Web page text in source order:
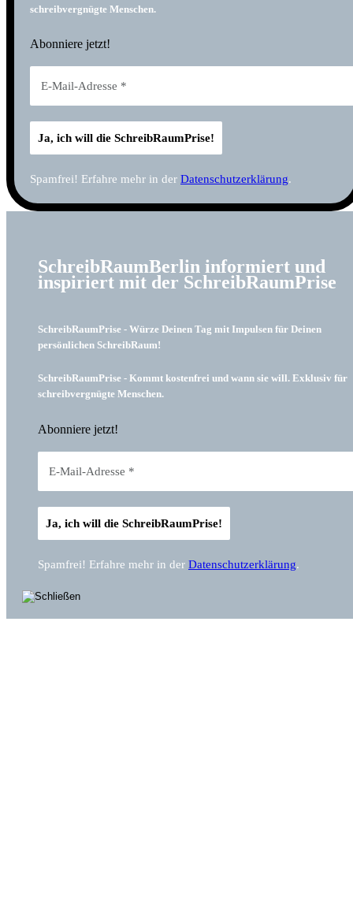
schreibvergnügte Menschen.
Abonniere jetzt!
Spamfrei! Erfahre mehr in der Datenschutzerklärung.
SchreibRaumBerlin informiert und
inspiriert mit der SchreibRaumPrise
SchreibRaumPrise - Würze Deinen Tag mit Impulsen für Deinen
persönlichen SchreibRaum!
SchreibRaumPrise - Kommt kostenfrei und wann sie will. Exklusiv für
schreibvergnügte Menschen.
Abonniere jetzt!
Spamfrei! Erfahre mehr in der Datenschutzerklärung.